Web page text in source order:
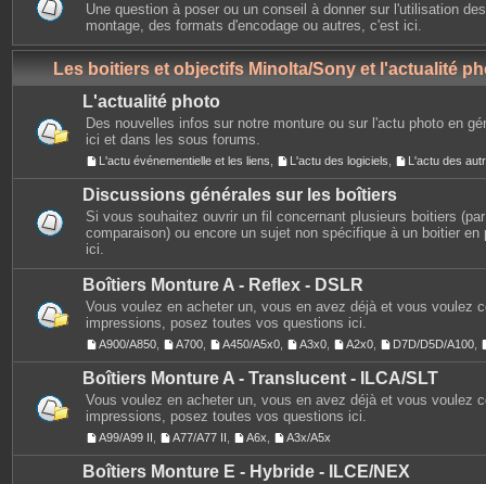
Une question à poser ou un conseil à donner sur l'utilisation
montage, des formats d'encodage ou autres, c'est ici.
Les boitiers et objectifs Minolta/Sony et l'actualité
L'actualité photo
Des nouvelles infos sur notre monture ou sur l'actu photo en
ici et dans les sous forums.
L'actu événementielle et les liens L'actu des logiciels L'actu des
Discussions générales sur les boîtiers
Si vous souhaitez ouvrir un fil concernant plusieurs boitiers
comparaison) ou encore un sujet non spécifique à un boitier en
ici.
Boîtiers Monture A - Reflex - DSLR
Vous voulez en acheter un, vous en avez déjà et vous voulez
impressions, posez toutes vos questions ici.
A900/A850 A700 A450/A5x0 A3x0 A2x0 D7D/D5D/A100
Boîtiers Monture A - Translucent - ILCA/SLT
Vous voulez en acheter un, vous en avez déjà et vous voulez
impressions, posez toutes vos questions ici.
A99/A99 II A77/A77 II A6x A3x/A5x
Boîtiers Monture E - Hybride - ILCE/NEX